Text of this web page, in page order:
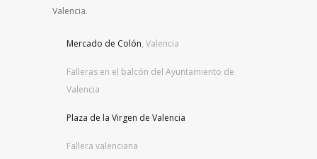
Valencia.
Mercado de Colón, Valencia
Falleras en el balcón del Ayuntamiento de
Valencia
Plaza de la Virgen de Valencia
Fallera valenciana